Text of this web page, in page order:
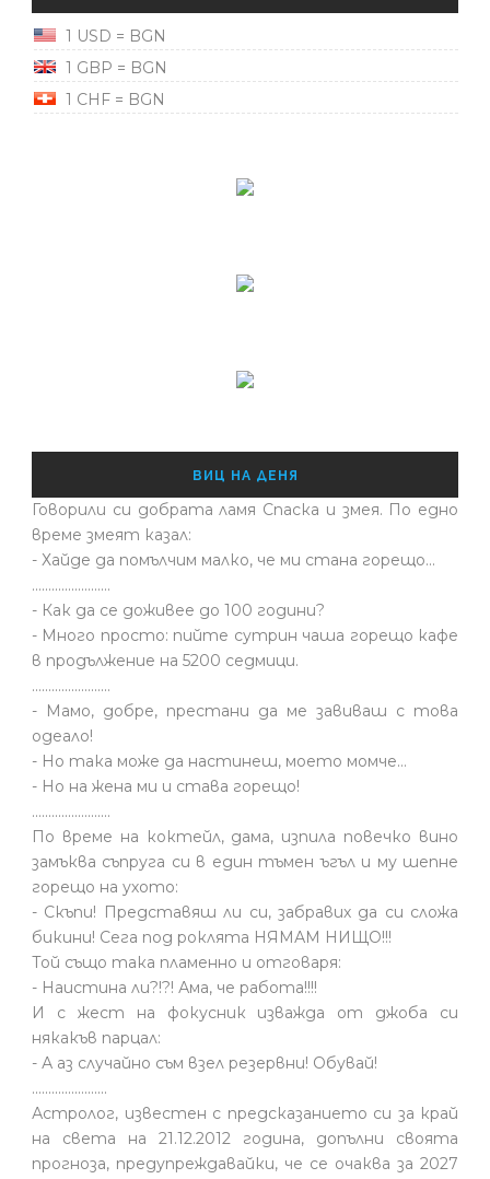
1 USD = BGN
1 GBP = BGN
1 CHF = BGN
ВИЦ НА ДЕНЯ
Говорили си добрата ламя Спаска и змея. По едно
време змеят казал:
- Хайде да помълчим малко, че ми стана горещо...
........................
- Как да се доживее до 100 години?
- Много просто: пийте сутрин чаша горещо кафе
в продължение на 5200 седмици.
........................
- Мамо, добре, престани да ме завиваш с това
одеало!
- Но така може да настинеш, моето момче…
- Но на жена ми и става горещо!
........................
По време на коктейл, дама, изпила повечко вино
замъква съпруга си в един тъмен ъгъл и му шепне
горещо на ухото:
- Скъпи! Представяш ли си, забравих да си сложа
бикини! Сега под роклята НЯМАМ НИЩО!!!
Той също така пламенно и отговаря:
- Наистина ли?!?! Ама, че работа!!!!
И с жест на фокусник изважда от джоба си
някакъв парцал:
- А аз случайно съм взел резервни! Обувай!
.......................
Астролог, известен с предсказанието си за край
на света на 21.12.2012 година, допълни своята
прогноза, предупреждавайки, че се очаква за 2027